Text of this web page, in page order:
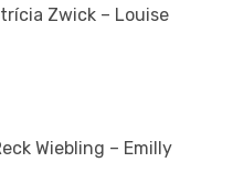
Zwick – Louise
Wiebling – Emilly